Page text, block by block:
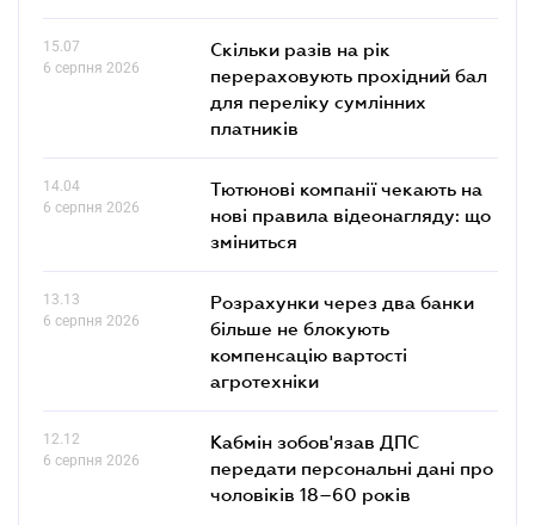
15.07
6 серпня 2026
Скільки разів на рік
перераховують прохідний бал
для переліку сумлінних
платників
14.04
6 серпня 2026
Тютюнові компанії чекають на
нові правила відеонагляду: що
зміниться
13.13
6 серпня 2026
Розрахунки через два банки
більше не блокують
компенсацію вартості
агротехніки
12.12
6 серпня 2026
Кабмін зобов'язав ДПС
передати персональні дані про
чоловіків 18–60 років